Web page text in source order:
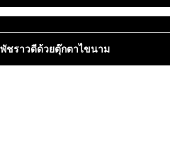
ชราวดีด้วยตุ๊กตาไขนาม